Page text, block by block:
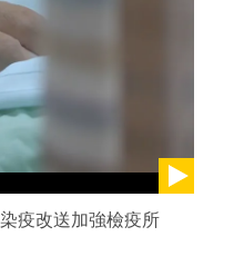
疫改送加強檢疫所